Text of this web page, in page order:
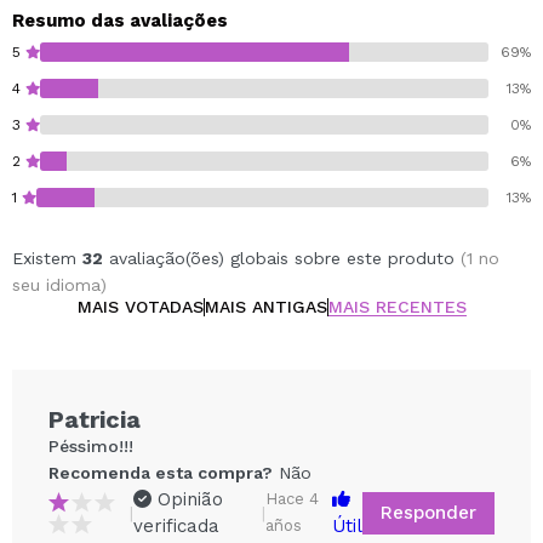
Acesse todos os produtos da linha Jeju Young Skin
através deste link.
Resumo das avaliações
5 69%
4 13%
3 0%
2 6%
1 13%
Existem 32 avaliação(ões) globais sobre este produto (1 no
seu idioma)
MAIS VOTADASMAIS ANTIGASMAIS RECENTES
Patricia
Péssimo!!!
Recomenda esta compra? Não
|
Opinião
verificada
|
Hace 4
años
Útil
Responder